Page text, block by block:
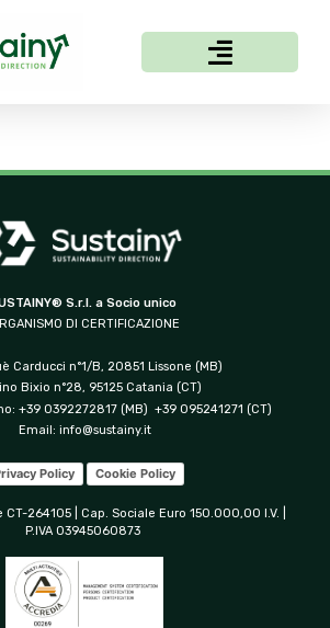
S.r.l. a Socio unico
DI CERTIFICAZIONE
Carducci n°1/B, 20851 Lissone (MB)
Bixio n°28, 95125 Catania (CT)
+39 0392272817 (MB) +39 095241271 (CT)
Email: info@sustainy.it
Policy Cookie Policy
CT-264105 | Cap. Sociale Euro 150.000,00 I.V. |
P.IVA 03945060873